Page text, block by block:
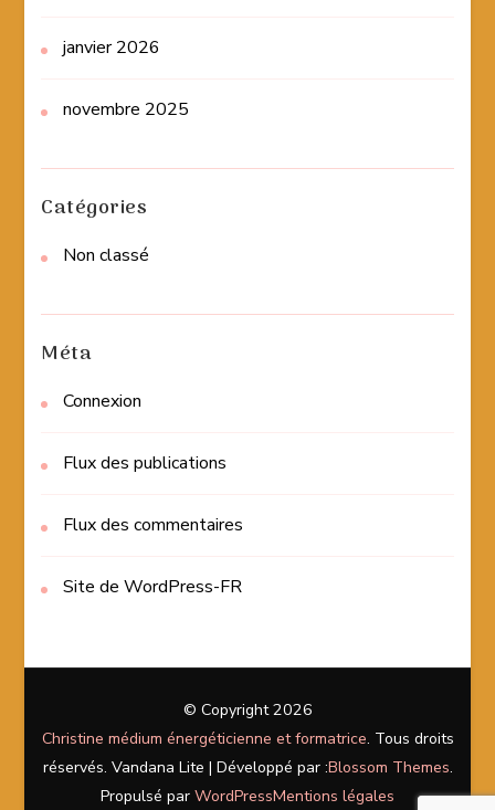
janvier 2026
novembre 2025
Catégories
Non classé
Méta
Connexion
Flux des publications
Flux des commentaires
Site de WordPress-FR
© Copyright 2026
Christine médium énergéticienne et formatrice. Tous droits
réservés. Vandana Lite | Développé par :Blossom Themes.
Propulsé par WordPressMentions légales